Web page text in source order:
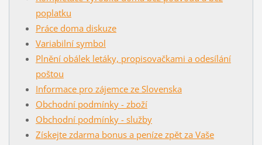
poplatku
Práce doma diskuze
Variabilní symbol
Plnění obálek letáky, propisovačkami a odesílání
poštou
Informace pro zájemce ze Slovenska
Obchodní podmínky - zboží
Obchodní podmínky - služby
Získejte zdarma bonus a peníze zpět za Vaše